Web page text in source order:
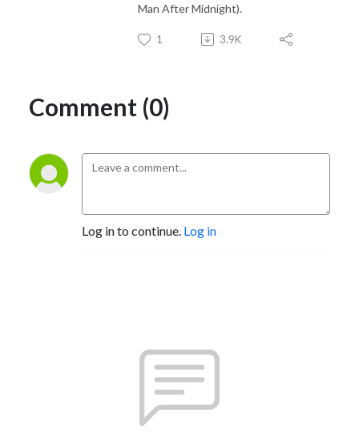
Man After Midnight).
1 3.9K
Comment (0)
Log in to continue. Log in